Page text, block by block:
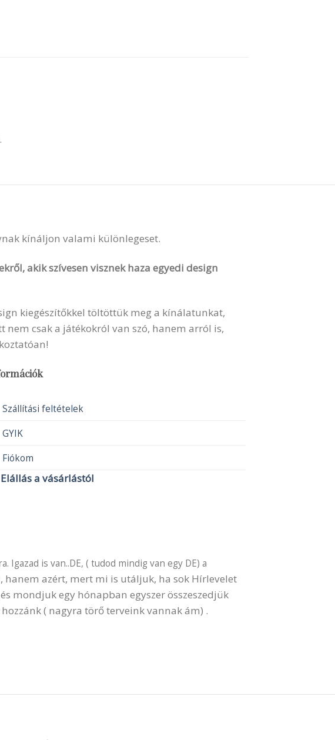
kínáljon valami különlegeset.
akik szívesen visznek haza egyedi design
kiegészítőkkel töltöttük meg a kínálatunkat,
csak a játékokról van szó, hanem arról is,
Szállítási feltételek
GYIK
Fiókom
Elállás a vásárlástól
is van..DE, ( tudod mindig van egy DE) a
hanem azért, mert mi is utáljuk, ha sok Hírlevelet
mondjuk egy hónapban egyszer összeszedjük
( nagyra törő terveink vannak ám) .